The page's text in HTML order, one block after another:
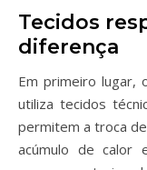
Tecidos
diferença
Em primeiro lugar,
utiliza tecidos
permitem a troca
acúmulo de calor